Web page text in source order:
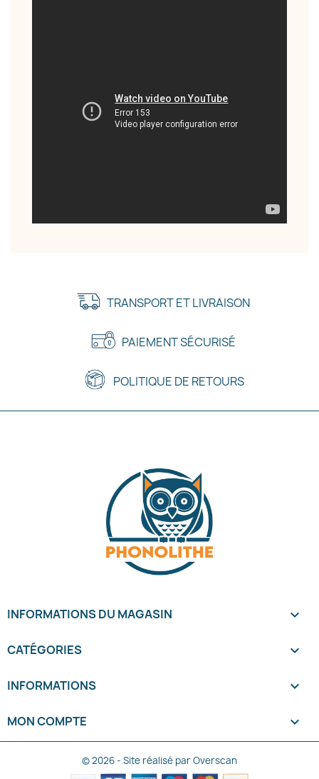
TRANSPORT ET LIVRAISON
PAIEMENT SÉCURISÉ
POLITIQUE DE RETOURS
INFORMATIONS DU MAGASIN keyboard_arrow_down
CATÉGORIES 
INFORMATIONS 
MON COMPTE 
© 2026 - Site réalisé par Overscan